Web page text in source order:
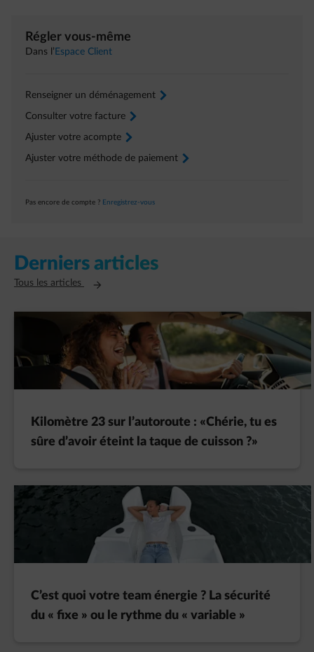
Régler vous-même
Dans l’ Espace Client
Renseigner un déménagement arrow-right
Consulter votre facture arrow-right
Ajuster votre acompte arrow-right
Ajuster votre méthode de paiement arrow-right
Pas encore de compte ? Enregistrez-vous
Derniers articles
Tous les articles Ouvre un nouvel onglet
Kilomètre 23 sur l’autoroute : «Chérie, tu es
sûre d’avoir éteint la taque de cuisson ?»
C’est quoi votre team énergie ? La sécurité
du « fixe » ou le rythme du « variable »